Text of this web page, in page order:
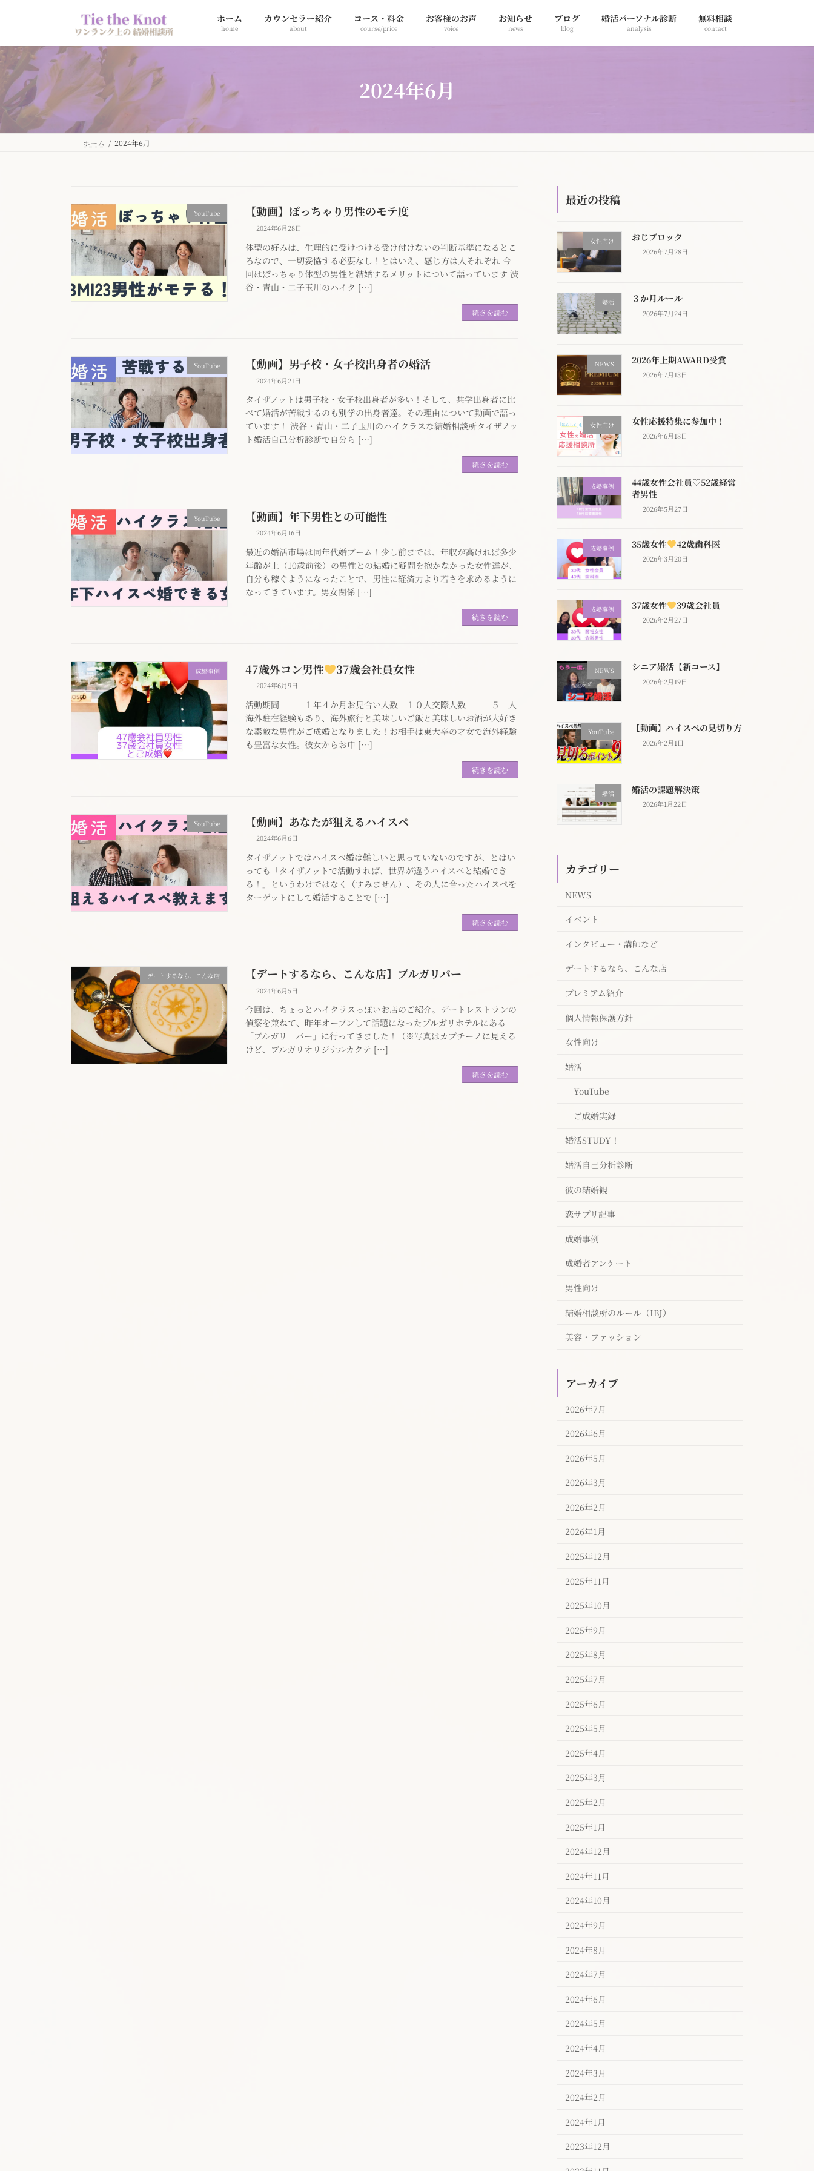
ン
ツ
へ
ス
キ
プ
ー
シ
ョ
ン
に
動
ホーム
home
カウンセラー紹介
about
コース・料金
course/price
お客様のお声
voice
お知らせ
news
ブログ
blog
婚活パーソナル診断
analysis
無料相談
contact
2024年6月
ホーム 2024年6月
YouTube 【動画】ぽっちゃり男性のモテ度
2024年6月28日
体型の好みは、生理的に受けつける受け付けないの判断基準になるとこ
ろなので、一切妥協する必要なし！とはいえ、感じ方は人それぞれ 今
回はぽっちゃり体型の男性と結婚するメリットについて語っています 渋
谷・青山・二子玉川のハイク […]
続きを読む
YouTube 【動画】男子校・女子校出身者の婚活
2024年6月21日
タイザノットは男子校・女子校出身者が多い！そして、共学出身者に比
べて婚活が苦戦するのも別学の出身者達。その理由について動画で語っ
ています！ 渋谷・青山・二子玉川のハイクラスな結婚相談所タイザノッ
ト婚活自己分析診断で自分ら […]
続きを読む
YouTube 【動画】年下男性との可能性
2024年6月16日
最近の婚活市場は同年代婚ブーム！少し前までは、年収が高ければ多少
年齢が上（10歳前後）の男性との結婚に疑問を抱かなかった女性達が、
自分も稼ぐようになったことで、男性に経済力より若さを求めるように
なってきています。男女関係 […]
続きを読む
成婚事例 47歳外コン男性 37歳会社員女性
2024年6月9日
活動期間 １年４か月お見合い人数 １０人交際人数 ５ 人
海外駐在経験もあり、海外旅行と美味しいご飯と美味しいお酒が大好き
な素敵な男性がご成婚となりました！お相手は東大卒の才女で海外経験
も豊富な女性。彼女からお申 […]
続きを読む
YouTube 【動画】あなたが狙えるハイスペ
2024年6月6日
タイザノットではハイスペ婚は難しいと思っていないのですが、とはい
っても「タイザノットで活動すれば、世界が違うハイスペと結婚でき
る！」というわけではなく（すみません）、その人に合ったハイスペを
ターゲットにして婚活することで […]
続きを読む
デートするなら、こんな店 【デートするなら、こんな店】ブルガリバー
2024年6月5日
今回は、ちょっとハイクラスっぽいお店のご紹介。デートレストランの
偵察を兼ねて、昨年オープンして話題になったブルガリホテルにある
「ブルガリ―バー」に行ってきました！（※写真はカプチーノに見える
けど、ブルガリオリジナルカクテ […]
続きを読む
最近の投稿
女性向け おじブロック
2026年7月28日
婚活 ３か月ルール
2026年7月24日
NEWS 2026年上期AWARD受賞
2026年7月13日
女性向け 女性応援特集に参加中！
2026年6月18日
成婚事例
44歳女性会社員♡52歳経営
者男性
2026年5月27日
成婚事例 35歳女性 42歳歯科医
2026年3月20日
成婚事例 37歳女性 39歳会社員
2026年2月27日
NEWS シニア婚活【新コース】
2026年2月19日
YouTube 【動画】ハイスぺの見切り方
2026年2月1日
婚活 婚活の課題解決策
2026年1月22日
カテゴリー
NEWS
イベント
インタビュー・講師など
デートするなら、こんな店
プレミアム紹介
個人情報保護方針
女性向け
婚活
YouTube
ご成婚実録
婚活STUDY！
婚活自己分析診断
彼の結婚観
恋サプリ記事
成婚事例
成婚者アンケート
男性向け
結婚相談所のルール（IBJ）
美容・ファッション
アーカイブ
2026年7月
2026年6月
2026年5月
2026年3月
2026年2月
2026年1月
2025年12月
2025年11月
2025年10月
2025年9月
2025年8月
2025年7月
2025年6月
2025年5月
2025年4月
2025年3月
2025年2月
2025年1月
2024年12月
2024年11月
2024年10月
2024年9月
2024年8月
2024年7月
2024年6月
2024年5月
2024年4月
2024年3月
2024年2月
2024年1月
2023年12月